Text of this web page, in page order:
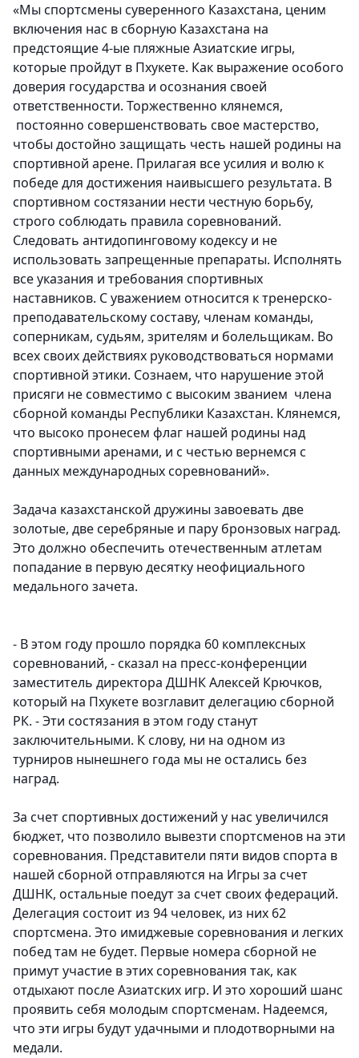
«Мы спортсмены суверенного Казахстана, ценим
включения нас в сборную Казахстана на
предстоящие 4-ые пляжные Азиатские игры,
которые пройдут в Пхукете. Как выражение особого
доверия государства и осознания своей
ответственности. Торжественно клянемся,
постоянно совершенствовать свое мастерство,
чтобы достойно защищать честь нашей родины на
спортивной арене. Прилагая все усилия и волю к
победе для достижения наивысшего результата. В
спортивном состязании нести честную борьбу,
строго соблюдать правила соревнований.
Следовать антидопинговому кодексу и не
использовать запрещенные препараты. Исполнять
все указания и требования спортивных
наставников. С уважением относится к тренерско-
преподавательскому составу, членам команды,
соперникам, судьям, зрителям и болельщикам. Во
всех своих действиях руководствоваться нормами
спортивной этики. Сознаем, что нарушение этой
присяги не совместимо с высоким званием члена
сборной команды Республики Казахстан. Клянемся,
что высоко пронесем флаг нашей родины над
спортивными аренами, и с честью вернемся с
данных международных соревнований».
Задача казахстанской дружины завоевать две
золотые, две серебряные и пару бронзовых наград.
Это должно обеспечить отечественным атлетам
попадание в первую десятку неофициального
медального зачета.
- В этом году прошло порядка 60 комплексных
соревнований, - сказал на пресс-конференции
заместитель директора ДШНК Алексей Крючков,
который на Пхукете возглавит делегацию сборной
РК. - Эти состязания в этом году станут
заключительными. К слову, ни на одном из
турниров нынешнего года мы не остались без
наград.
За счет спортивных достижений у нас увеличился
бюджет, что позволило вывезти спортсменов на эти
соревнования. Представители пяти видов спорта в
нашей сборной отправляются на Игры за счет
ДШНК, остальные поедут за счет своих федераций.
Делегация состоит из 94 человек, из них 62
спортсмена. Это имиджевые соревнования и легких
побед там не будет. Первые номера сборной не
примут участие в этих соревнования так, как
отдыхают после Азиатских игр. И это хороший шанс
проявить себя молодым спортсменам. Надеемся,
что эти игры будут удачными и плодотворными на
медали.